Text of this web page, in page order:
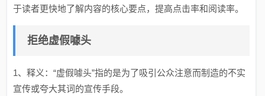
于读者更快地了解内容的核心要点，提高点击率和阅读率。
拒绝虚假噱头
1、释义：“虚假噱头”指的是为了吸引公众注意而制造的不实
宣传或夸大其词的宣传手段。